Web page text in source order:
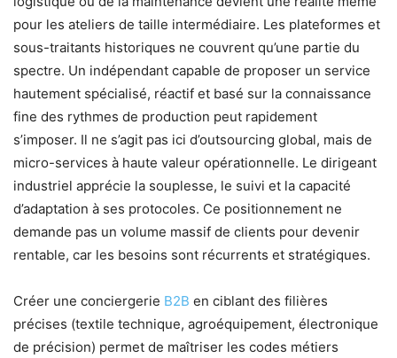
pour les ateliers de taille intermédiaire. Les plateformes et
sous-traitants historiques ne couvrent qu’une partie du
spectre. Un indépendant capable de proposer un service
hautement spécialisé, réactif et basé sur la connaissance
fine des rythmes de production peut rapidement
s’imposer. Il ne s’agit pas ici d’outsourcing global, mais de
micro-services à haute valeur opérationnelle. Le dirigeant
industriel apprécie la souplesse, le suivi et la capacité
d’adaptation à ses protocoles. Ce positionnement ne
demande pas un volume massif de clients pour devenir
rentable, car les besoins sont récurrents et stratégiques.
Créer une conciergerie B2B en ciblant des filières
précises (textile technique, agroéquipement, électronique
de précision) permet de maîtriser les codes métiers